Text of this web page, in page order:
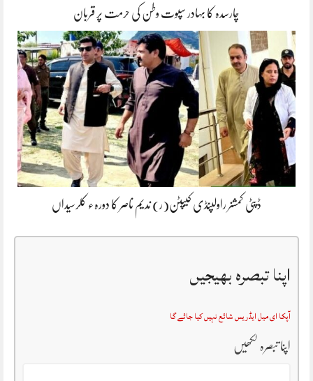
چارسدہ کا بہادر سپوت وطن کی حرمت پر قربان
ڈپٹی کمشنر راولپنڈی کیپٹن(ر) ندیم ناصر کا دورہء کلرسیداں
اپنا تبصرہ بھیجیں
آپکا ای میل ایڈریس شائع نہیں کیا جائے گا
اپنا تبصرہ لکھیں